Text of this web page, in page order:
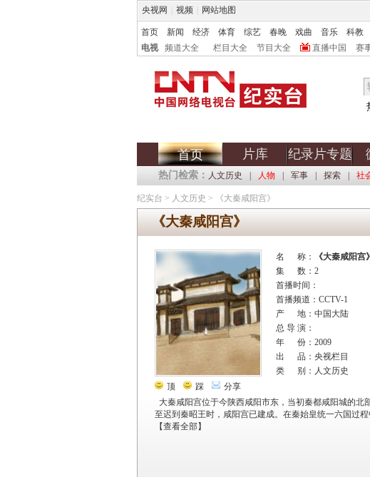
央视网 视频 网站地图
首页 新闻 经济 体育 综艺 春晚 戏曲 音乐 科教
电视
频道大全 栏目大全 节目大全 直播中国 赛
首页 片库 纪录片专题
热门检索： 人文历史 人物 军事 探索 社
纪实台 > 人文历史 > 《大秦咸阳宫》
《大秦咸阳宫》
顶 踩 分享
名 称：
《大秦咸阳宫》
集 数：2
首播时间：
首播频道：CCTV-1
产 地：中国大陆
总 导 演：
年 份：2009
出 品：央视栏目
类 别：人文历史
大秦咸阳宫位于今陕西咸阳市东，当初秦都咸阳城的北
至迟到秦昭王时，咸阳宫已建成。在秦始皇统一六国过
【查看全部】